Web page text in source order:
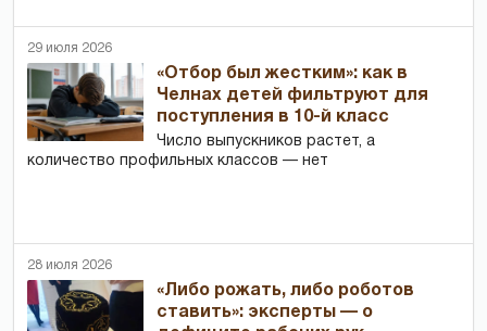
29 июля 2026
«Отбор был жестким»: как в
Челнах детей фильтруют для
поступления в 10-й класс
Число выпускников растет, а
количество профильных классов — нет
28 июля 2026
«Либо рожать, либо роботов
ставить»: эксперты — о